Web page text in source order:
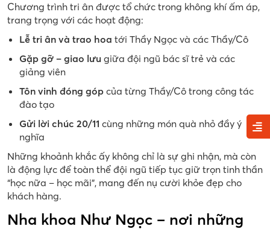
Chương trình tri ân được tổ chức trong không khí ấm áp,
trang trọng với các hoạt động:
Lễ tri ân và trao hoa tới Thầy Ngọc và các Thầy/Cô
Gặp gỡ – giao lưu giữa đội ngũ bác sĩ trẻ và các
giảng viên
Tôn vinh đóng góp của từng Thầy/Cô trong công tác
đào tạo
Gửi lời chúc 20/11 cùng những món quà nhỏ đầy ý
nghĩa
Những khoảnh khắc ấy không chỉ là sự ghi nhận, mà còn
là động lực để toàn thể đội ngũ tiếp tục giữ trọn tinh thần
“học nữa – học mãi”, mang đến nụ cười khỏe đẹp cho
khách hàng.
Nha khoa Như Ngọc – nơi những